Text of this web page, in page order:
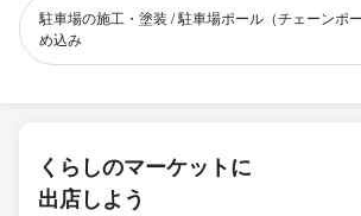
駐車場の施工・塗装 / 駐車場ポール（チェーンポ
め込み
くらしのマーケットに
出店しよう